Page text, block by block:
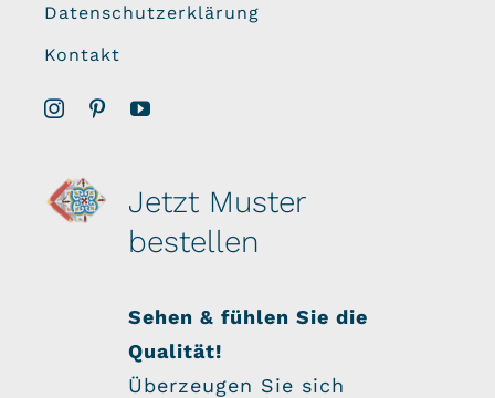
Datenschutzerklärung
Kontakt
Jetzt Muster
bestellen
Sehen & fühlen Sie die
Qualität!
Überzeugen Sie sich